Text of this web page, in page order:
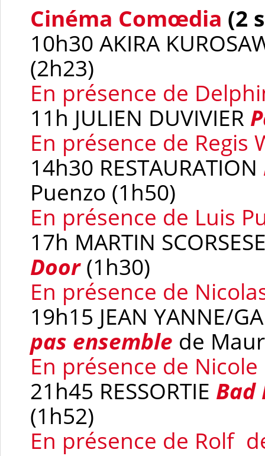
Cinéma Comœdia (2
10h30 AKIRA
(2h23)
En présence de
11h JULIEN DUVIVIER
En présence de Regis
14h30 RESTAURATION
Puenzo (1h50)
En présence de Luis
17h MARTIN
Door(1h30)
En présence de
19h15 JEAN YANNE/
pas ensemble de
En présence de Nicole
21h45 RESSORTIE Bad
(1h52)
En présence de Rolf